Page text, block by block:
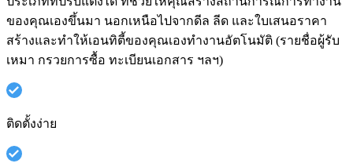
ของคุณเองขึ้นมา นอกเหนือไปจากดีล ลีด และใบเสนอราคา
สร้างและทำให้เอนทิตี้ของคุณเองทำงานอัตโนมัติ (รายชื่อผู้รับ
เหมา กรวยการซื้อ ทะเบียนเอกสาร ฯลฯ)
ติดตั้งง่าย